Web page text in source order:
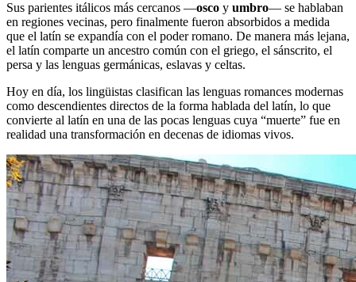
Sus parientes itálicos más cercanos —osco y umbro— se hablaban
en regiones vecinas, pero finalmente fueron absorbidos a medida
que el latín se expandía con el poder romano. De manera más lejana,
el latín comparte un ancestro común con el griego, el sánscrito, el
persa y las lenguas germánicas, eslavas y celtas.
Hoy en día, los lingüistas clasifican las lenguas romances modernas
como descendientes directos de la forma hablada del latín, lo que
convierte al latín en una de las pocas lenguas cuya “muerte” fue en
realidad una transformación en decenas de idiomas vivos.